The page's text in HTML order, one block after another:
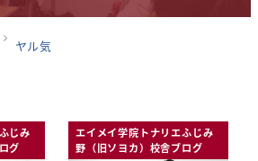
ヤル気
じみ
グ
エイメイ学院トナリエふじみ
野（旧ソヨカ）校舎ブログ